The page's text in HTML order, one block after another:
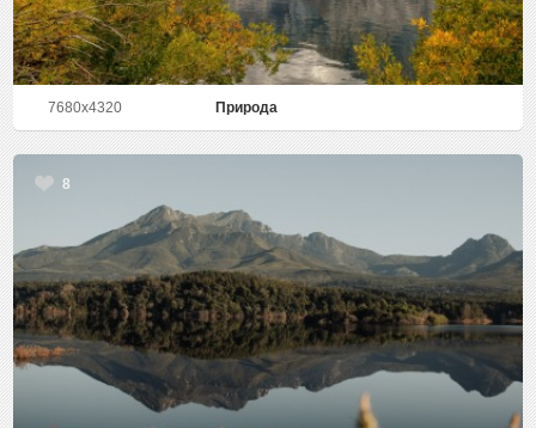
7680x4320 Природа
8